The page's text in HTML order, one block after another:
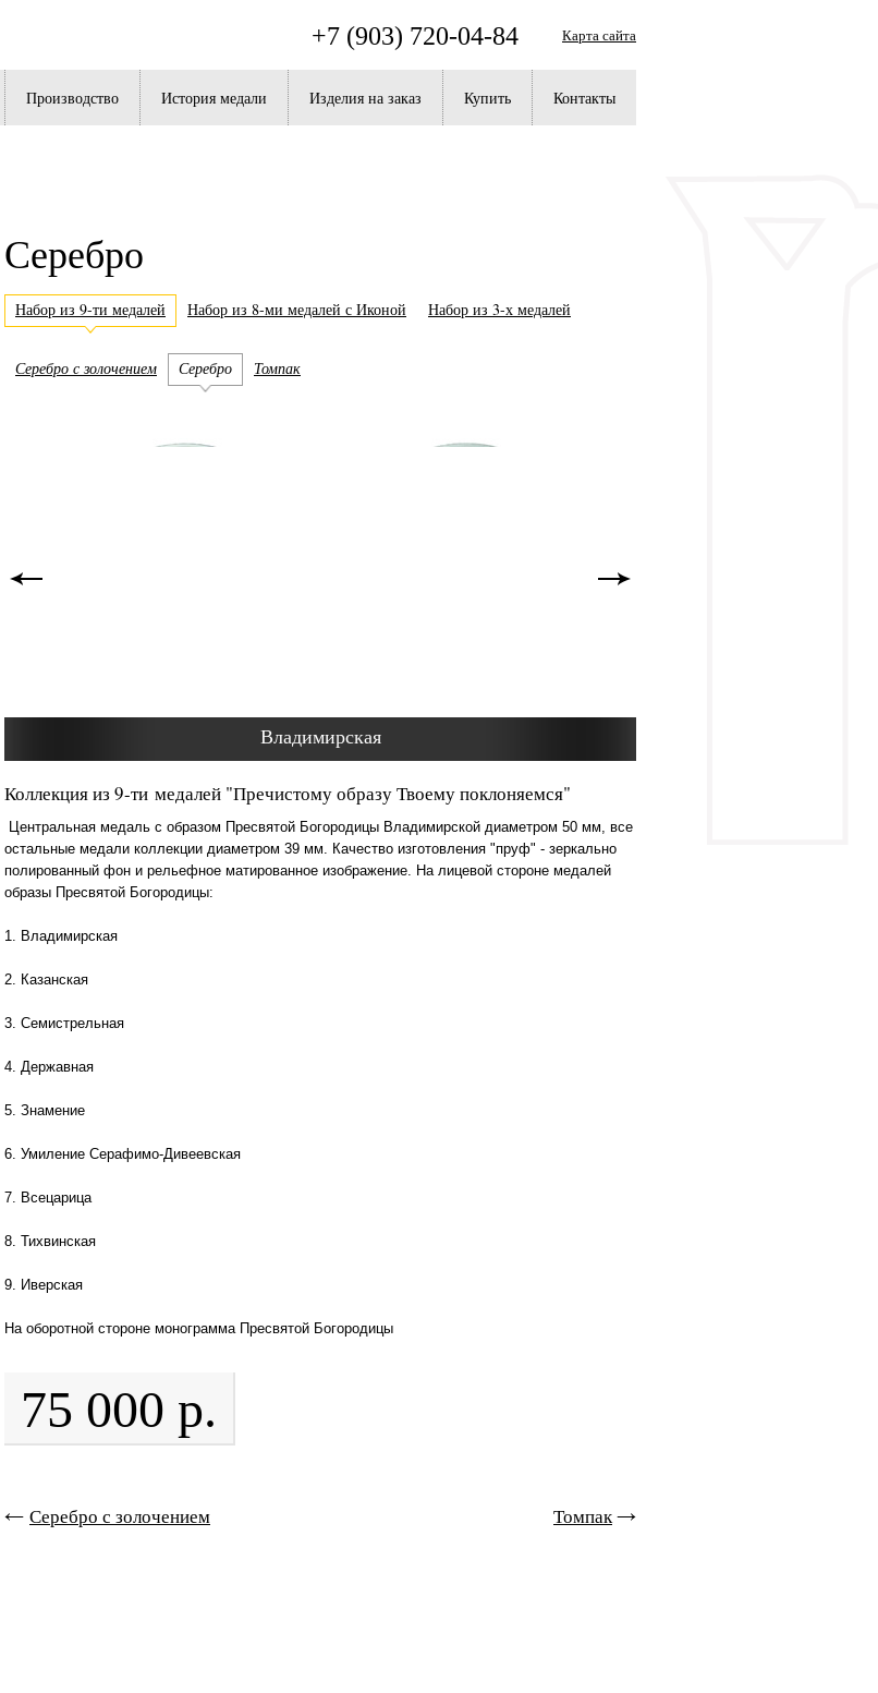
+7 (903) 720-04-84 Карта сайта
Контакты
Купить
Изделия на заказ
История медали
Производство
Серебро
Набор из 9-ти медалей Набор из 8-ми медалей с Иконой Набор из 3-х медалей
Серебро с золочением Серебро Томпак
Владимирская
Коллекция из 9-ти медалей "Пречистому образу Твоему поклоняемся"
Центральная медаль с образом Пресвятой Богородицы Владимирской диаметром 50 мм, все
остальные медали коллекции диаметром 39 мм. Качество изготовления "пруф" - зеркально
полированный фон и рельефное матированное изображение. На лицевой стороне медалей
образы Пресвятой Богородицы:
1. Владимирская
2. Казанская
3. Семистрельная
4. Державная
5. Знамение
6. Умиление Серафимо-Дивеевская
7. Всецарица
8. Тихвинская
9. Иверская
На оборотной стороне монограмма Пресвятой Богородицы
75 000 р.
Серебро с золочением Томпак